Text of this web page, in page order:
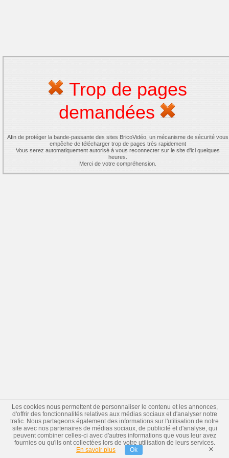
Trop de pages
demandées
Afin de protéger la bande-passante des sites BricoVidéo, un mécanisme de sécurité vous
empêche de télécharger trop de pages très rapidement
Vous serez automatiquement autorisé à vous reconnecter sur le site d'ici quelques
heures.
Merci de votre compréhension.
Les cookies nous permettent de personnaliser le contenu et les annonces,
d'offrir des fonctionnalités relatives aux médias sociaux et d'analyser notre
trafic. Nous partageons également des informations sur l'utilisation de notre
site avec nos partenaires de médias sociaux, de publicité et d'analyse, qui
peuvent combiner celles-ci avec d'autres informations que vous leur avez
fournies ou qu'ils ont collectées lors de votre utilisation de leurs services.
En savoir plus
Ok ×